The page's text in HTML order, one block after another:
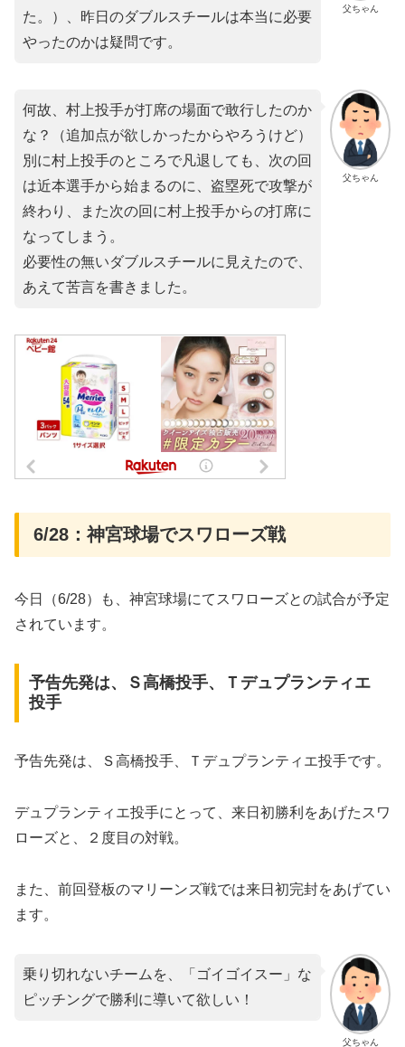
父ちゃん
た。）、昨日のダブルスチールは本当に必要
やったのかは疑問です。
父ちゃん
何故、村上投手が打席の場面で敢行したのか
な？（追加点が欲しかったからやろうけど）
別に村上投手のところで凡退しても、次の回
は近本選手から始まるのに、盗塁死で攻撃が
終わり、また次の回に村上投手からの打席に
なってしまう。
必要性の無いダブルスチールに見えたので、
あえて苦言を書きました。
6/28：神宮球場でスワローズ戦
今日（6/28）も、神宮球場にてスワローズとの試合が予定
されています。
予告先発は、Ｓ高橋投手、Ｔデュプランティエ
投手
予告先発は、Ｓ高橋投手、Ｔデュプランティエ投手です。
デュプランティエ投手にとって、来日初勝利をあげたスワ
ローズと、２度目の対戦。
また、前回登板のマリーンズ戦では来日初完封をあげてい
ます。
父ちゃん
乗り切れないチームを、「ゴイゴイスー」な
ピッチングで勝利に導いて欲しい！